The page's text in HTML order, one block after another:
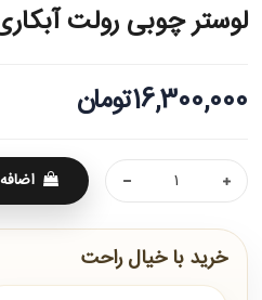
لوستر چوبی رولت
16,300,000تومان
خرید با خیال راحت